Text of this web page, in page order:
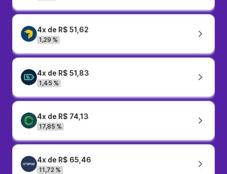
4x de R$ 51,62
1,29 %
4x de R$ 51,83
1,45 %
4x de R$ 74,13
17,85 %
4x de R$ 65,46
11,72 %